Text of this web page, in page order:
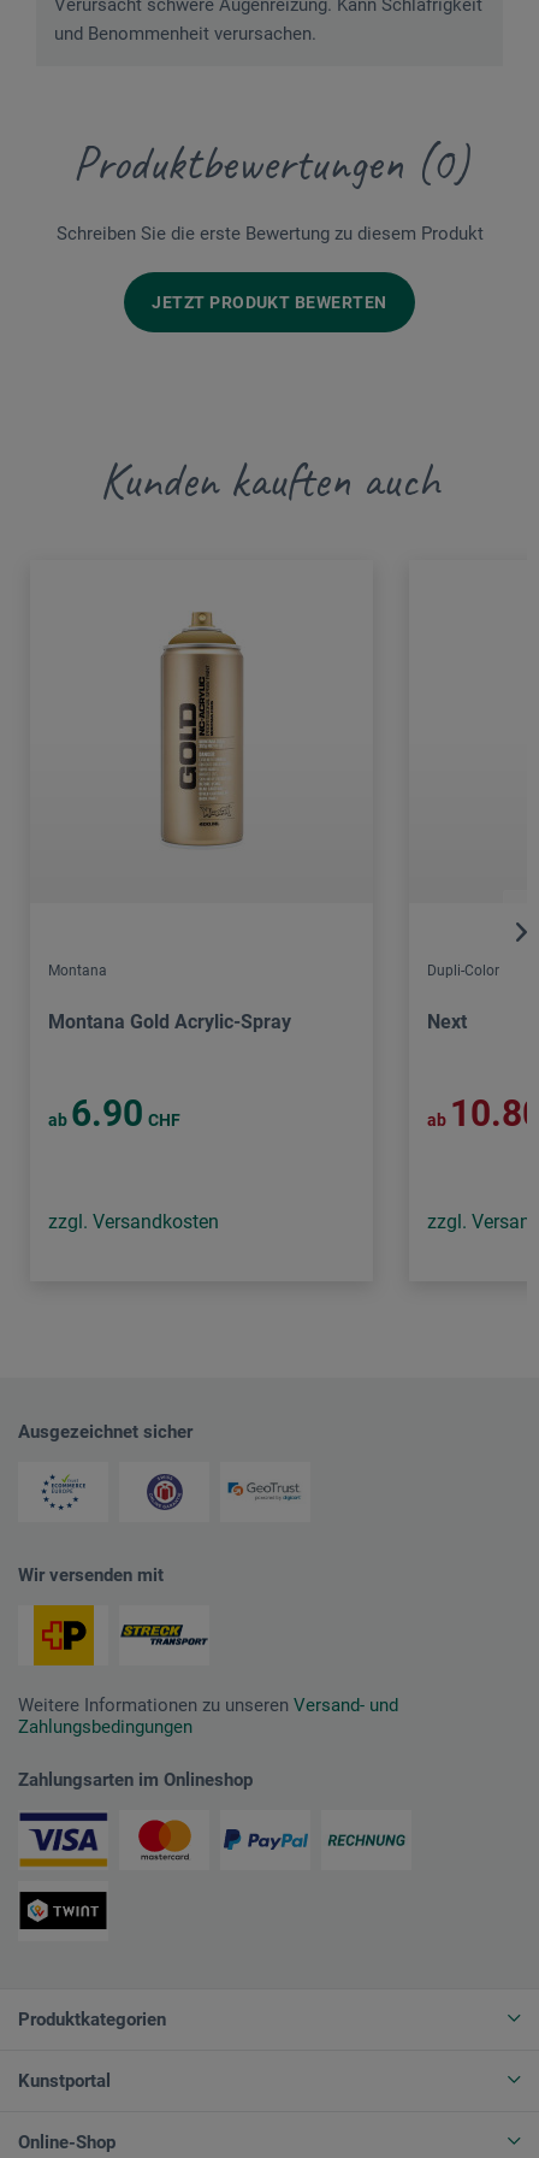
und Benommenheit verursachen.
Produktbewertungen (0)
Schreiben Sie die erste Bewertung zu diesem Produkt
JETZT PRODUKT BEWERTEN
Kunden kauften auch
Montana
Montana Gold Acrylic-Spray
ab 6.90 CHF
zzgl. Versandkosten
Dupli-Color
Next
ab
zzgl.
Ausgezeichnet sicher
Wir versenden mit
Weitere Informationen zu unseren Versand- und
Zahlungsbedingungen
Zahlungsarten im Onlineshop
Produktkategorien
Kunstportal
Online-Shop